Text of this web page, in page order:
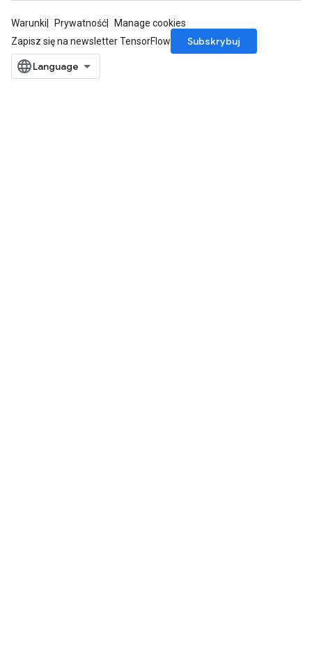
Warunki Prywatność
Manage cookies
Zapisz się na newsletter TensorFlow
Subskrybuj